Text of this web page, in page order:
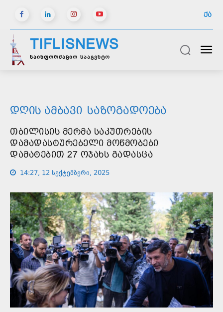
ᲥᲐ
TIFLISNEWS
საინფორმაციო სააგენტო
ᲓᲦᲘᲡ ᲐᲛᲑᲐᲕᲘ ᲡᲐᲖᲝᲒᲐᲓᲝᲔᲑᲐ
ᲗᲑᲘᲚᲘᲡᲘᲡ ᲛᲔᲠᲛᲐ ᲡᲐᲙᲣᲗᲠᲔᲑᲘᲡ
ᲓᲐᲛᲐᲓᲐᲡᲢᲣᲠᲔᲑᲔᲚᲘ ᲛᲝᲬᲛᲝᲑᲔᲑᲘ
ᲓᲐᲛᲐᲢᲔᲑᲘᲗ 27 ᲝᲯᲐᲮᲡ ᲒᲐᲓᲐᲡᲪᲐ
14:27, 12 სექტემბერი, 2025